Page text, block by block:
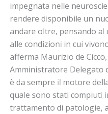
impegnata nelle
rendere disponibile un
andare oltre, pensando
alle condizioni in cui
afferma Maurizio de
Amministratore Delegato
è da sempre il motore
quale sono stati compiuti
trattamento di patologie,